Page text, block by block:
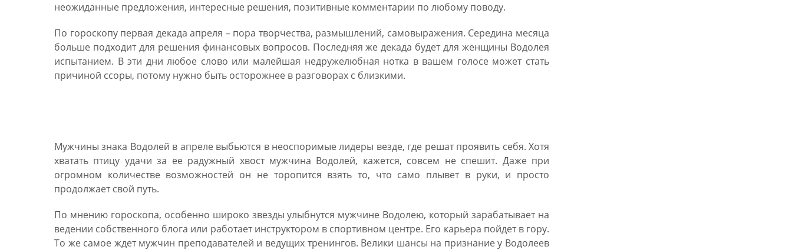
неожиданные предложения, интересные решения, позитивные комментарии по любому поводу.
По гороскопу первая декада апреля – пора творчества, размышлений, самовыражения. Середина месяца
больше подходит для решения финансовых вопросов. Последняя же декада будет для женщины Водолея
испытанием. В эти дни любое слово или малейшая недружелюбная нотка в вашем голосе может стать
причиной ссоры, потому нужно быть осторожнее в разговорах с близкими.
Мужчины знака Водолей в апреле выбьются в неоспоримые лидеры везде, где решат проявить себя. Хотя
хватать птицу удачи за ее радужный хвост мужчина Водолей, кажется, совсем не спешит. Даже при
огромном количестве возможностей он не торопится взять то, что само плывет в руки, и просто
продолжает свой путь.
По мнению гороскопа, особенно широко звезды улыбнутся мужчине Водолею, который зарабатывает на
ведении собственного блога или работает инструктором в спортивном центре. Его карьера пойдет в гору.
То же самое ждет мужчин преподавателей и ведущих тренингов. Велики шансы на признание у Водолеев